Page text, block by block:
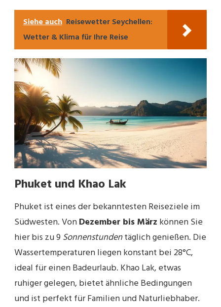
Siehe auch Reisewetter Seychellen:
Wetter & Klima für Ihre Reise
Phuket und Khao Lak
Phuket ist eines der bekanntesten Reiseziele im
Südwesten. VonDezember bis März können Sie
hier bis zu 9Sonnenstundentäglich genießen. Die
Wassertemperaturen liegen konstant bei 28°C,
ideal für einen Badeurlaub. Khao Lak, etwas
ruhiger gelegen, bietet ähnliche Bedingungen
und ist perfekt für Familien und Naturliebhaber.